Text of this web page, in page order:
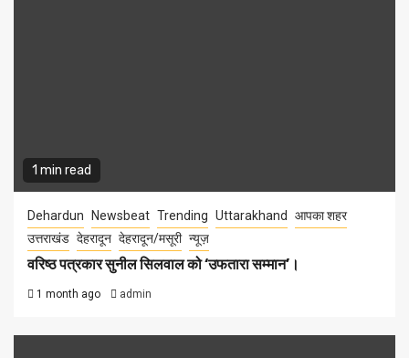
1 min read
Dehardun Newsbeat Trending Uttarakhand
आपका शहर
उत्तराखंड देहरादून देहरादून/मसूरी न्यूज़
वरिष्ठ पत्रकार सुनील सिलवाल को ‘उफतारा सम्मान’।
1 month ago admin